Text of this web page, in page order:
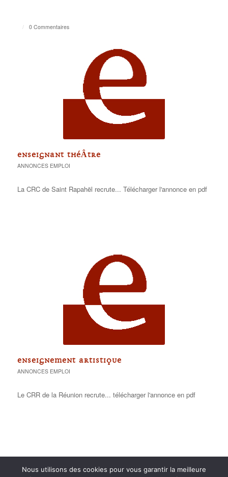
/ 0 Commentaires
ENSEIGNANT THÉÂTRE
ANNONCES EMPLOI
La CRC de Saint Rapahël recrute... Télécharger l'annonce en pdf
ENSEIGNEMENT ARTISTIQUE
ANNONCES EMPLOI
Le CRR de la Réunion recrute... télécharger l'annonce en pdf
Nous utilisons des cookies pour vous garantir la meilleure